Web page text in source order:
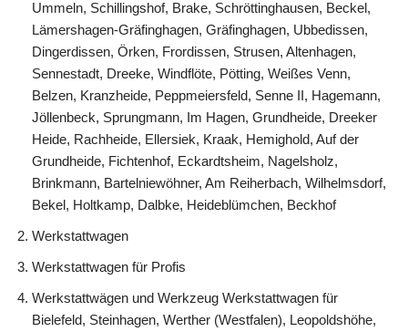
Ummeln, Schillingshof, Brake, Schröttinghausen, Beckel,
Lämershagen-Gräfinghagen, Gräfinghagen, Ubbedissen,
Dingerdissen, Örken, Frordissen, Strusen, Altenhagen,
Sennestadt, Dreeke, Windflöte, Pötting, Weißes Venn,
Belzen, Kranzheide, Peppmeiersfeld, Senne II, Hagemann,
Jöllenbeck, Sprungmann, Im Hagen, Grundheide, Dreeker
Heide, Rachheide, Ellersiek, Kraak, Hemighold, Auf der
Grundheide, Fichtenhof, Eckardtsheim, Nagelsholz,
Brinkmann, Bartelniewöhner, Am Reiherbach, Wilhelmsdorf,
Bekel, Holtkamp, Dalbke, Heideblümchen, Beckhof
Werkstattwagen
Werkstattwagen für Profis
Werkstattwägen und Werkzeug Werkstattwagen für
Bielefeld, Steinhagen, Werther (Westfalen), Leopoldshöhe,